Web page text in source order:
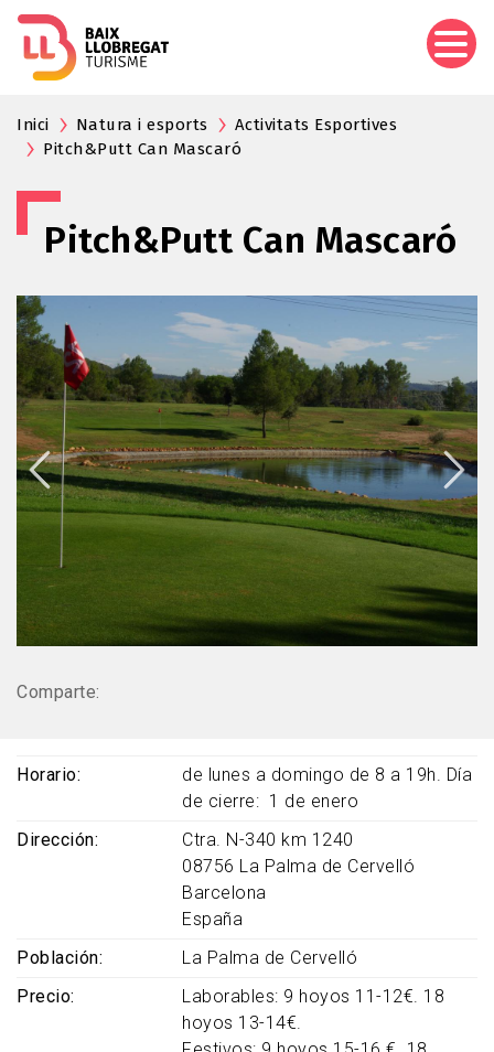
Inici Natura i esports
Activitats Esportives
Pitch&Putt Can Mascaró
Pitch&Putt Can Mascaró
Comparte:
Horario
de lunes a domingo de 8 a 19h. Día
de cierre: 1 de enero
Dirección
Ctra. N-340 km 1240
08756 La Palma de Cervelló
Barcelona
España
Población
La Palma de Cervelló
Precio
Laborables: 9 hoyos 11-12€. 18
hoyos 13-14€.